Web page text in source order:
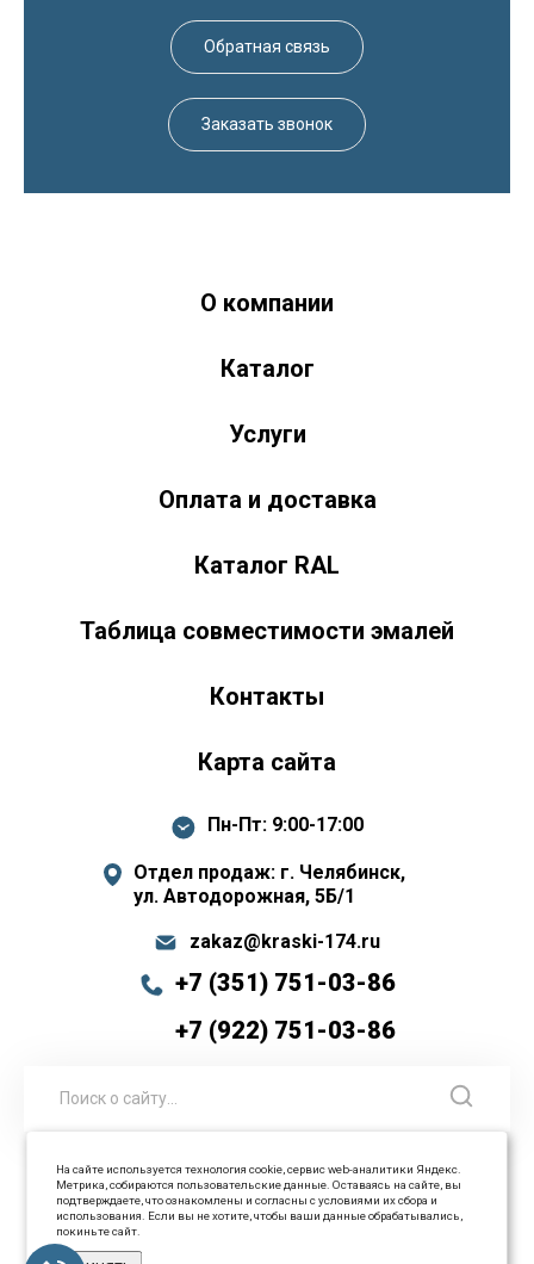
Обратная связь
Заказать звонок
О компании
Каталог
Услуги
Оплата и доставка
Каталог RAL
Таблица совместимости эмалей
Контакты
Карта сайта
Пн-Пт: 9:00-17:00
Отдел продаж: г. Челябинск,
ул. Автодорожная, 5Б/1
zakaz@kraski-174.ru
+7 (351) 751-03-86
+7 (922) 751-03-86
© 2026 ООО Промышленные технологии Все права
защищены
На сайте используется технология cookie, сервис web-аналитики Яндекс.
Метрика, собираются пользовательские данные. Оставаясь на сайте, вы
подтверждаете, что ознакомлены и согласны с условиями их сбора и
использования. Если вы не хотите, чтобы ваши данные обрабатывались,
покиньте сайт.